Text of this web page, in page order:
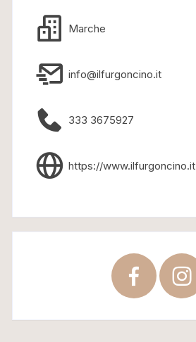
Marche
info@ilfurgoncino.it
333 3675927
https://www.ilfurgoncino.it